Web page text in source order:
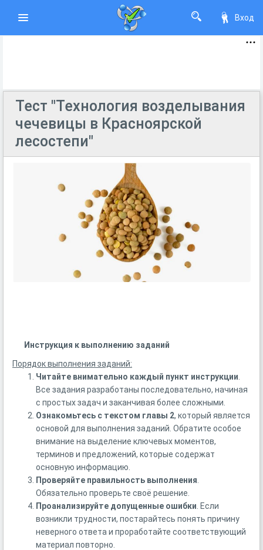
Вход
Тест "Технология возделывания
чечевицы в Красноярской
лесостепи"
Инструкция к выполнению заданий
Порядок выполнения заданий:
Читайте внимательно каждый пункт инструкции
Все задания разработаны последовательно, начиная
с простых задач и заканчивая более сложными.
Ознакомьтесь с текстом главы 2, который является
основой для выполнения заданий. Обратите особое
внимание на выделение ключевых моментов,
терминов и предложений, которые содержат
основную информацию.
Проверяйте правильность выполнения
Обязательно проверьте своё решение.
Проанализируйте допущенные ошибки . Если
возникли трудности, постарайтесь понять причину
неверного ответа и проработайте соответствующий
материал повторно.